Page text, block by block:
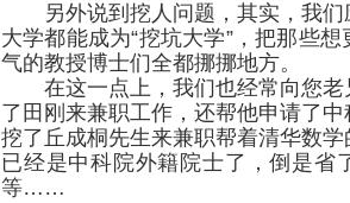
另外说到挖人问题，其实，我们
大学都能成为“挖坑大学”，把那些
气的教授博士们全都挪挪地方。
在这一点上，我们也经常向您老
了田刚来兼职工作，还帮他申请了
挖了丘成桐先生来兼职帮着清华数
已经是中科院外籍院士了，倒是省
等……